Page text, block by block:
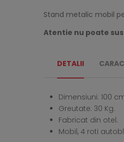
Stand metalic mobil
Atentie nu poate
DETALII
Dimensiuni: 100
Greutate: 30 Kg.
Fabricat din otel.
Mobil, 4 roti